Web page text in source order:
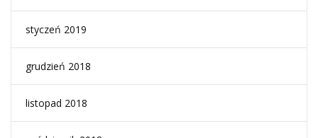
styczeń 2019
grudzień 2018
listopad 2018